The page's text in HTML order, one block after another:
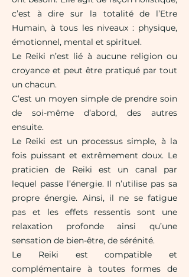
c’est à dire sur la totalité de l’Etre
Humain, à tous les niveaux : physique,
émotionnel, mental et spirituel.
Le Reiki n’est lié à aucune religion ou
croyance et peut être pratiqué par tout
un chacun.
C’est un moyen simple de prendre soin
de soi-même d’abord, des autres
ensuite.
Le Reiki est un processus simple, à la
fois puissant et extrêmement doux. Le
praticien de Reiki est un canal par
lequel passe l’énergie. Il n’utilise pas sa
propre énergie. Ainsi, il ne se fatigue
pas et les effets ressentis sont une
relaxation profonde ainsi qu’une
sensation de bien-être, de sérénité.
Le Reiki est compatible et
complémentaire à toutes formes de